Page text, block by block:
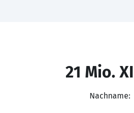
21 Mio.
Nachname: